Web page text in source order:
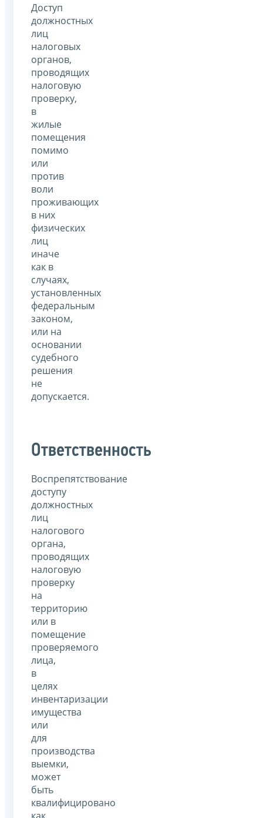
Доступ
должностных
лиц
налоговых
органов,
проводящих
налоговую
проверку,
в
жилые
помещения
помимо
или
против
воли
проживающих
в них
физических
лиц
иначе
как в
случаях,
установленных
федеральным
законом,
или на
основании
судебного
решения
не
допускается.
Ответственность
Воспрепятствование
доступу
должностных
лиц
налогового
органа,
проводящих
налоговую
проверку
на
территорию
или в
помещение
проверяемого
лица,
в
целях
инвентаризации
имущества
или
для
производства
выемки,
может
быть
квалифицировано